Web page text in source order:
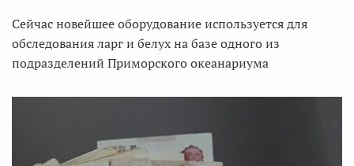
Сейчас новейшее оборудование используется для
обследования ларг и белух на базе одного из
подразделений Приморского океанариума